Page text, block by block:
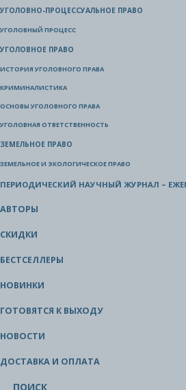
УГОЛОВНО-ПРОЦЕССУАЛЬНОЕ ПРАВО
УГОЛОВНЫЙ ПРОЦЕСС
УГОЛОВНОЕ ПРАВО
ИСТОРИЯ УГОЛОВНОГО ПРАВА
КРИМИНАЛИСТИКА
ОСНОВЫ УГОЛОВНОГО ПРАВА
УГОЛОВНАЯ ОТВЕТСТВЕННОСТЬ
ЗЕМЕЛЬНОЕ ПРАВО
ЗЕМЕЛЬНОЕ И ЭКОЛОГИЧЕСКОЕ ПРАВО
ПЕРИОДИЧЕСКИЙ НАУЧНЫЙ ЖУРНАЛ –
АВТОРЫ
СКИДКИ
БЕСТСЕЛЛЕРЫ
НОВИНКИ
ГОТОВЯТСЯ К ВЫХОДУ
НОВОСТИ
ДОСТАВКА И ОПЛАТА
ПОИСК